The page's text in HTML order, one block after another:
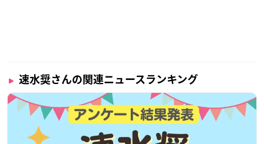
速水奨さんの関連ニュースランキング